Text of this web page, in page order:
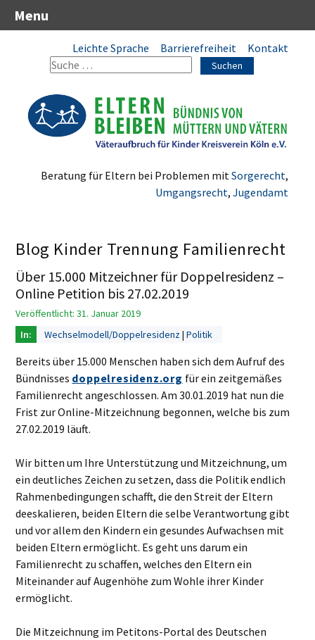
Leichte Sprache Barrierefreiheit Kontakt
Suchen
Beratung für Eltern bei Problemen mit Sorgerecht,
Umgangsrecht, Jugendamt
Blog Kinder Trennung Familienrecht
Über 15.000 Mitzeichner für Doppelresidenz –
Online Petition bis 27.02.2019
Veröffentlicht: 31. Januar 2019
Wechselmodell/Doppelresidenz Politik
Bereits über 15.000 Menschen haben sich dem Aufruf des
Bündnisses doppelresidenz.org für ein zeitgemäßes
Familienrecht angeschlossen. Am 30.01.2019 hat nun die
Frist zur Online-Mitzeichnung begonnen, welche bis zum
27.02.2019 läuft.
Wir bitten um Ihre Unterstützung und Mitzeichnung, um
ein deutliches Zeichen zu setzen, dass die Politik endlich
Rahmenbedingungen schafft, die den Streit der Eltern
deeskalieren, beiden Eltern die selbe Verantwortung gibt
und vor allem den Kindern ein gesundes Aufwachsen mit
beiden Eltern ermöglicht. Es geht uns darum ein
Familienrecht zu schaffen, welches den Eltern ein
Miteinander auf Augenhöhe zum Wohle ihrer Kinder
ermöglicht.
Die Mitzeichnung im Petitons-Portal des Deutschen
Menu